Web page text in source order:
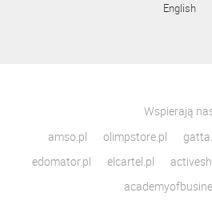
English
Wspierają
amso.pl
olimpstore.pl
edomator.pl
elcartel.pl